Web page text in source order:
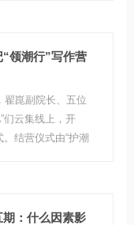
涛教授主持。
领潮行”写作营
翟崑副院长、五位
们云集线上，开
。结营仪式由“护潮
潮落时腾跃”，在
：什么因素影